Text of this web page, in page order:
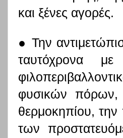
και ξένες αγορές.
● Την
ταυτόχρονα με
φυσικών
θερμοκηπίου,
των